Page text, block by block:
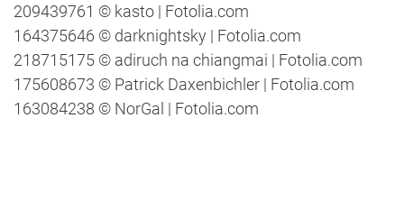
209439761 © kasto | Fotolia.com
164375646 © darknightsky | Fotolia.com
218715175 © adiruch na chiangmai | Fotolia.com
175608673 © Patrick Daxenbichler | Fotolia.com
163084238 © NorGal | Fotolia.com